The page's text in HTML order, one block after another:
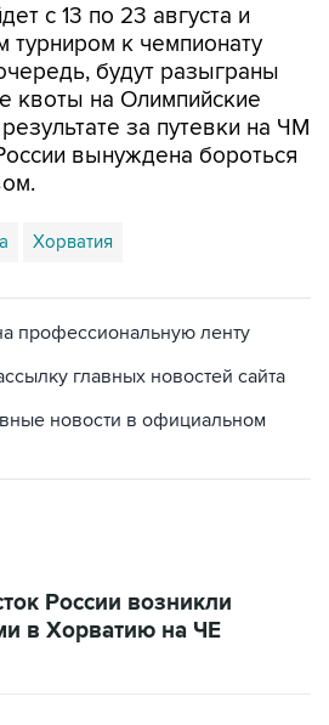
с 13 по 23 августа и
турниром к чемпионату
будут разыграны
квоты на Олимпийские
за путевки на ЧМ
вынуждена бороться
Хорватия
профессиональную ленту
главных новостей сайта
новости в официальном
России возникли
в Хорватию на ЧЕ